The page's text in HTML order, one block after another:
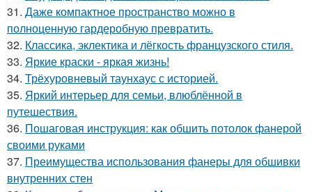
31. Даже компактное пространство можно в
полноценную гардеробную превратить.
32. Классика, эклектика и лёгкость французского стиля.
33. Яркие краски - яркая жизнь!
34. Трёхуровневый таунхаус с историей.
35. Яркий интерьер для семьи, влюблённой в
путешествия.
36. Пошаговая инструкция: как обшить потолок фанерой
своими руками
37. Преимущества использования фанеры для обшивки
внутренних стен